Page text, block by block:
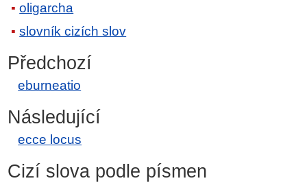
oligarcha
slovník cizích slov
Předchozí
eburneatio
Následující
ecce locus
Cizí slova podle písmen